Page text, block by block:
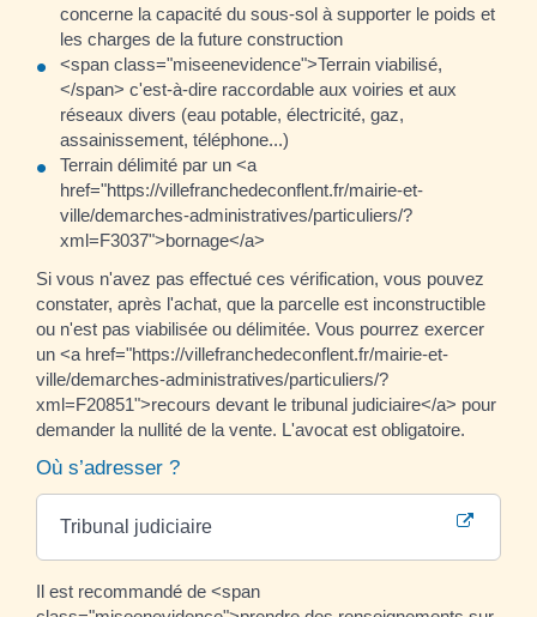
concerne la capacité du sous-sol à supporter le poids et
les charges de la future construction
<span class="miseenevidence">Terrain viabilisé,
</span> c'est-à-dire raccordable aux voiries et aux
réseaux divers (eau potable, électricité, gaz,
assainissement, téléphone...)
Terrain délimité par un <a
href="https://villefranchedeconflent.fr/mairie-et-
ville/demarches-administratives/particuliers/?
xml=F3037">bornage</a>
Si vous n'avez pas effectué ces vérification, vous pouvez
constater, après l'achat, que la parcelle est inconstructible
ou n'est pas viabilisée ou délimitée. Vous pourrez exercer
un <a href="https://villefranchedeconflent.fr/mairie-et-
ville/demarches-administratives/particuliers/?
xml=F20851">recours devant le tribunal judiciaire</a> pour
demander la nullité de la vente. L'avocat est obligatoire.
Où s’adresser ?
Tribunal judiciaire
Il est recommandé de <span